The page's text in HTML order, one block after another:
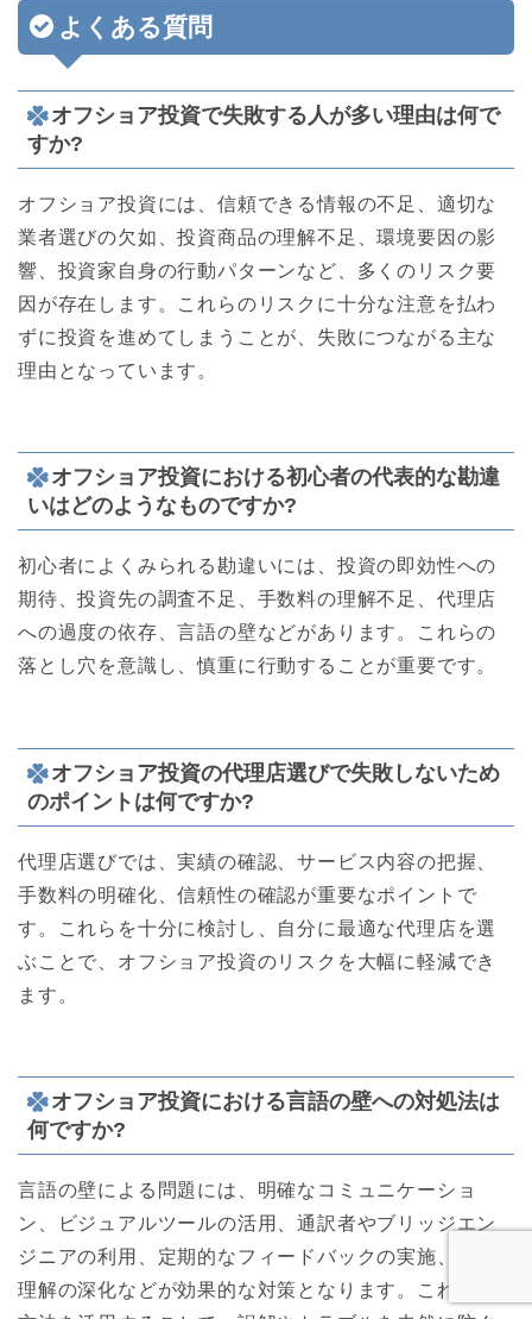
よくある質問
オフショア投資で失敗する人が多い理由は何で
すか?
オフショア投資には、信頼できる情報の不足、適切な
業者選びの欠如、投資商品の理解不足、環境要因の影
響、投資家自身の行動パターンなど、多くのリスク要
因が存在します。これらのリスクに十分な注意を払わ
ずに投資を進めてしまうことが、失敗につながる主な
理由となっています。
オフショア投資における初心者の代表的な勘違
いはどのようなものですか?
初心者によくみられる勘違いには、投資の即効性への
期待、投資先の調査不足、手数料の理解不足、代理店
への過度の依存、言語の壁などがあります。これらの
落とし穴を意識し、慎重に行動することが重要です。
オフショア投資の代理店選びで失敗しないため
のポイントは何ですか?
代理店選びでは、実績の確認、サービス内容の把握、
手数料の明確化、信頼性の確認が重要なポイントで
す。これらを十分に検討し、自分に最適な代理店を選
ぶことで、オフショア投資のリスクを大幅に軽減でき
ます。
オフショア投資における言語の壁への対処法は
何ですか?
言語の壁による問題には、明確なコミュニケーショ
ン、ビジュアルツールの活用、通訳者やブリッジエン
ジニアの利用、定期的なフィードバックの実施、文化
理解の深化などが効果的な対策となります。これらの